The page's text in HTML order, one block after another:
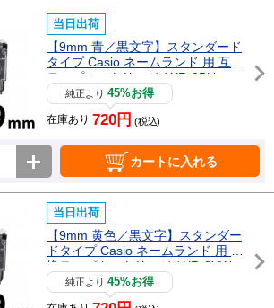
当日出荷
【9mm 青／黒文字】スタンダード
タイプ Casio ネームランド 用 互換
テープカートリッジ / XR-9BU
純正より45%お得
在庫あり 720円 (税込)
カートに入れる
当日出荷
【9mm 黄色／黒文字】スタンダー
ドタイプ Casio ネームランド 用 互
換テープカートリッジ / XR-9YW
純正より45%お得